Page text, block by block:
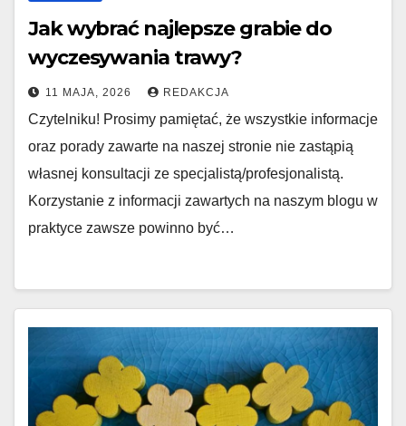
Jak wybrać najlepsze grabie do
wyczesywania trawy?
11 MAJA, 2026 REDAKCJA
Czytelniku! Prosimy pamiętać, że wszystkie informacje
oraz porady zawarte na naszej stronie nie zastąpią
własnej konsultacji ze specjalistą/profesjonalistą.
Korzystanie z informacji zawartych na naszym blogu w
praktyce zawsze powinno być…